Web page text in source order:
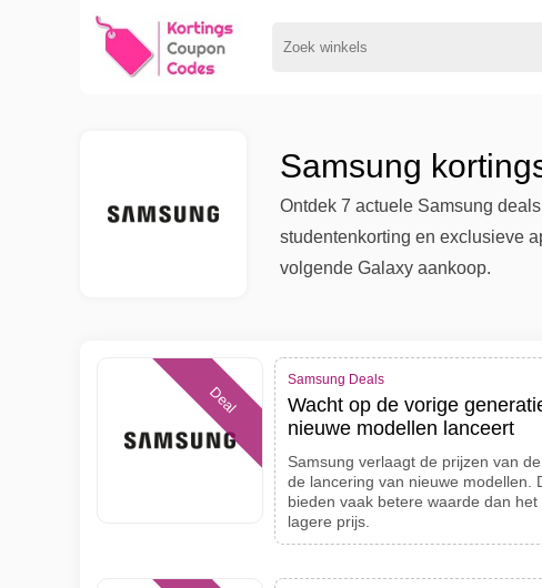
Samsung
Ontdek 7 actuele Samsung
studentenkorting en exclusieve
volgende Galaxy aankoop.
Deal
Samsung Deals
Wacht op de vorige
nieuwe modellen lanceert
Samsung verlaagt de prijzen van
de lancering van nieuwe modellen.
bieden vaak betere waarde dan
lagere prijs.